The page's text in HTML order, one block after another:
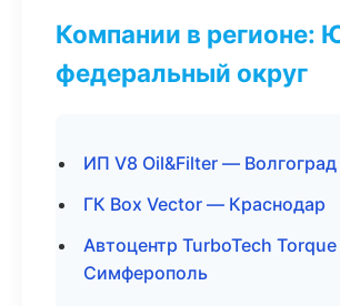
Компании в регионе:
федеральный округ
ИП V8 Oil&Filter — Волгоград
ГК Box Vector — Краснодар
Автоцентр TurboTech
Симферополь